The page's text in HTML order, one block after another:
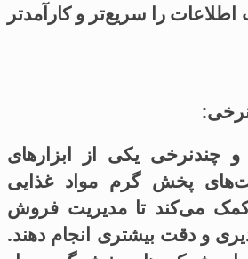
اطلاعات را سریع‌تر و کارآمدتر
چندنرخی یکی از ابزارهای
پخش گرم مواد غذایی
می‌کند تا مدیریت فروش
و دقت بیشتری انجام دهند.